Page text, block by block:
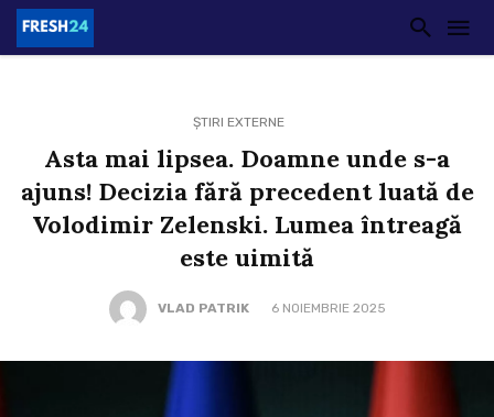
ȘTIRI EXTERNE
Asta mai lipsea. Doamne unde s-a
ajuns! Decizia fără precedent luată de
Volodimir Zelenski. Lumea întreagă
este uimită
VLAD PATRIK 6 NOIEMBRIE 2025